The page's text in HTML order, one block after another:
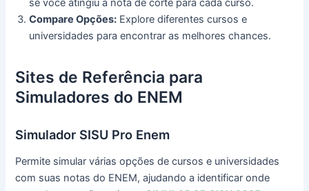
se você atingiu a nota de corte para cada curso.
Compare Opções: Explore diferentes cursos e
universidades para encontrar as melhores chances.
Sites de Referência para
Simuladores do ENEM
Simulador SISU Pro Enem
Permite simular várias opções de cursos e universidades
com suas notas do ENEM, ajudando a identificar onde